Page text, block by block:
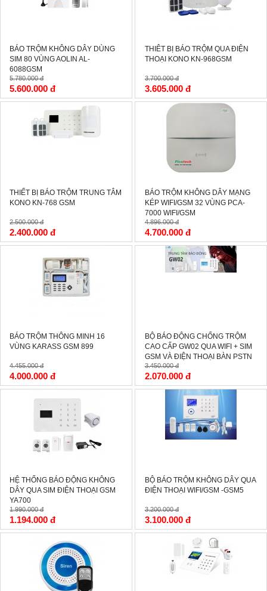
BÁO TRỘM KHÔNG DÂY DÙNG
SIM 80 VÙNG AOLIN AL-
6088GSM
5.780.000 đ
5.600.000 đ
THIÊT BỊ BÁO TRỘM QUA ĐIỆN
THOẠI KONO KN-968GSM
3.700.000 đ
3.605.000 đ
THIẾT BỊ BÁO TRỘM TRUNG TÂM
KONO KN-768 GSM
2.500.000 đ
2.400.000 đ
BÁO TRỘM KHÔNG DÂY MẠNG
KÉP WIFI/GSM 32 VÙNG PCA-
7000 WIFI/GSM
4.896.000 đ
4.700.000 đ
BÁO TRỘM THÔNG MINH 16
VÙNG KARASS GSM 899
4.455.000 đ
4.000.000 đ
BỘ BÁO ĐỘNG CHỐNG TRỘM
CAO CẤP GW02 QUA WIFI + SIM
GSM VÀ ĐIỆN THOẠI BÀN PSTN
3.450.000 đ
2.070.000 đ
HỆ THỐNG BÁO ĐỘNG KHÔNG
DÂY QUA SIM ĐIỆN THOẠI GSM
YA700
1.990.000 đ
1.194.000 đ
BỘ BÁO TRỘM KHÔNG DÂY QUA
ĐIỆN THOẠI WIFI/GSM -GSM5
3.200.000 đ
3.100.000 đ